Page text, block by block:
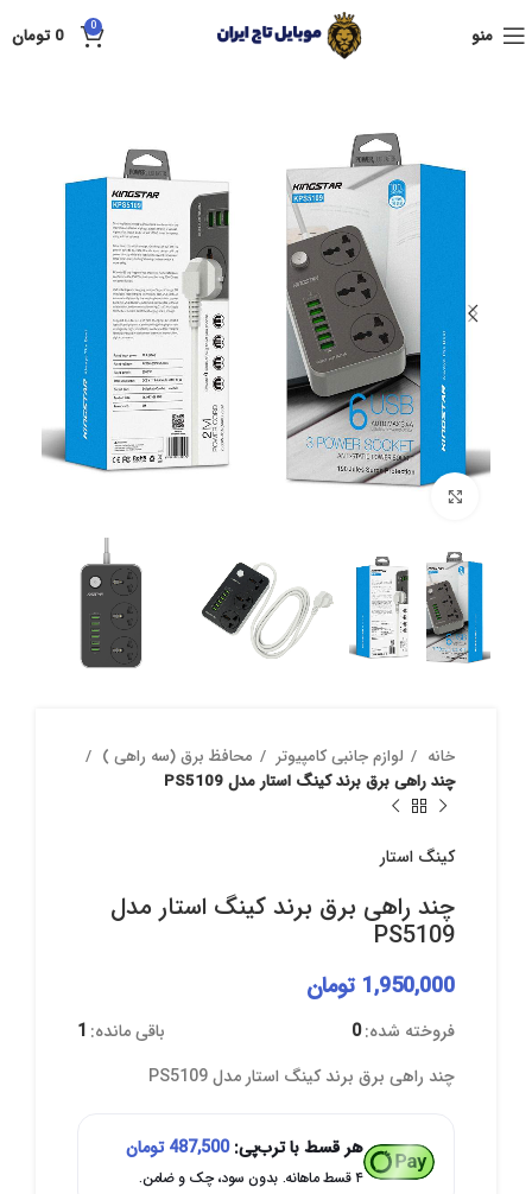
منو 0
0 تومان
خانه لوازم جانبی کامپیوتر
محافظ برق (سه راهی )
چند راهی برق برند کینگ استار مدل PS5109
کینگ استار
چند راهی برق برند کینگ استار مدل
PS5109
1,950,000 تومان
فروخته شده:0 باقی مانده: 1
چند راهی برق برند کینگ استار مدل PS5109
هر قسط با ترب‌پی:487,500 تومان
۴ قسط ماهانه. بدون سود، چک و ضامن.